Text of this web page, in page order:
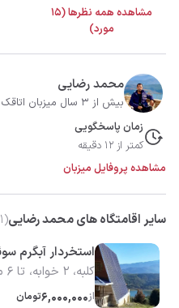
مشاهده همه نظرها (15
مورد)
محمد رضایی
بیش از 3 سال میزبان اتاقک
زمان پاسخگویی
کمتر از 12 دقیقه
مشاهده پروفایل میزبان
سایر اقامتگاه های محمد رضایی(
1
استخردار آبگرم
کلبه، 2 خوابه، تا 6 مهمان
از6,000,000تومان